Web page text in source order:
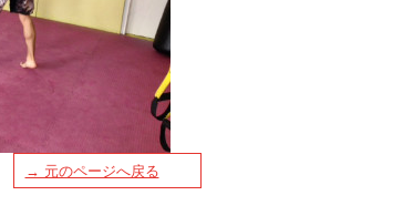
→ 元のページへ戻る